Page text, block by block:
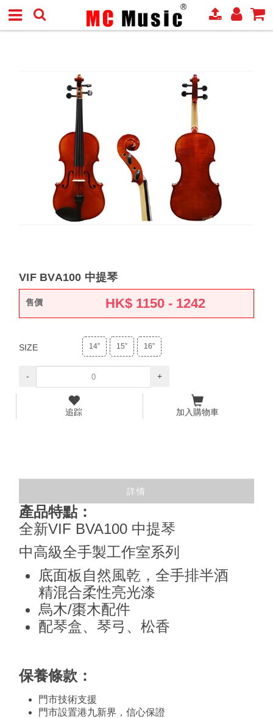
VIF BVA100 中提琴
售價 HK$ 1150 - 1242
SIZE 14” 15” 16”
- +
追踪 加入購物車
詳情
產品特點：
全新VIF BVA100 中提琴
中高級全手製工作室系列
底面板自然風乾，全手排半酒
精混合柔性亮光漆
烏木/棗木配件
配琴盒、琴弓、松香
保養條款：
門市技術支援
門市設置港九新界，信心保證